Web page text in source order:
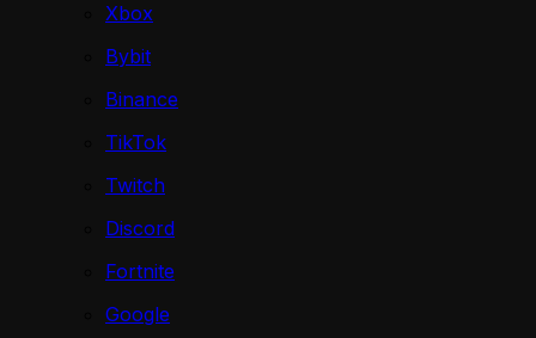
Xbox
Bybit
Binance
TikTok
Twitch
Discord
Fortnite
Google